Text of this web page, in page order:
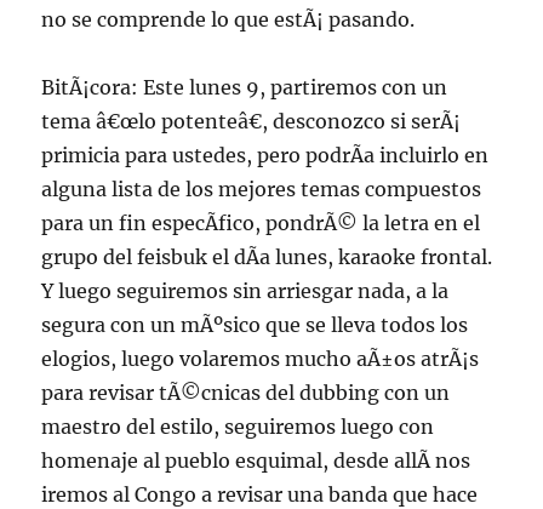
no se comprende lo que estÃ¡ pasando.
BitÃ¡cora: Este lunes 9, partiremos con un
tema â€œlo potenteâ€, desconozco si serÃ¡
primicia para ustedes, pero podrÃ­a incluirlo en
alguna lista de los mejores temas compuestos
para un fin especÃ­fico, pondrÃ© la letra en el
grupo del feisbuk el dÃ­a lunes, karaoke frontal.
Y luego seguiremos sin arriesgar nada, a la
segura con un mÃºsico que se lleva todos los
elogios, luego volaremos mucho aÃ±os atrÃ¡s
para revisar tÃ©cnicas del dubbing con un
maestro del estilo, seguiremos luego con
homenaje al pueblo esquimal, desde allÃ­ nos
iremos al Congo a revisar una banda que hace